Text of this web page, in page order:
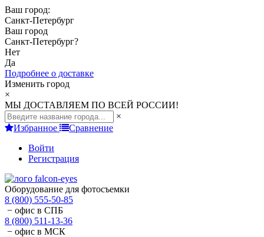
Ваш город:
Санкт-Петербург
Ваш город
Санкт-Петербург?
Нет
Да
Подробнее о доставке
Изменить город
×
МЫ ДОСТАВЛЯЕМ ПО ВСЕЙ РОССИИ!
×
Избранное
Сравнение
Войти
Регистрация
Оборудование для фотосъемки
8 (800) 555-50-85
− офис в СПБ
8 (800) 511-13-36
− офис в МСК